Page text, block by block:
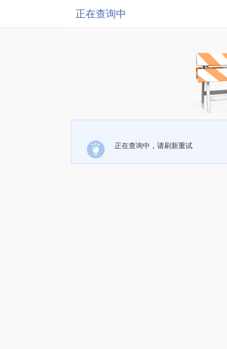
正在查询中
正在查询中，请刷新重试